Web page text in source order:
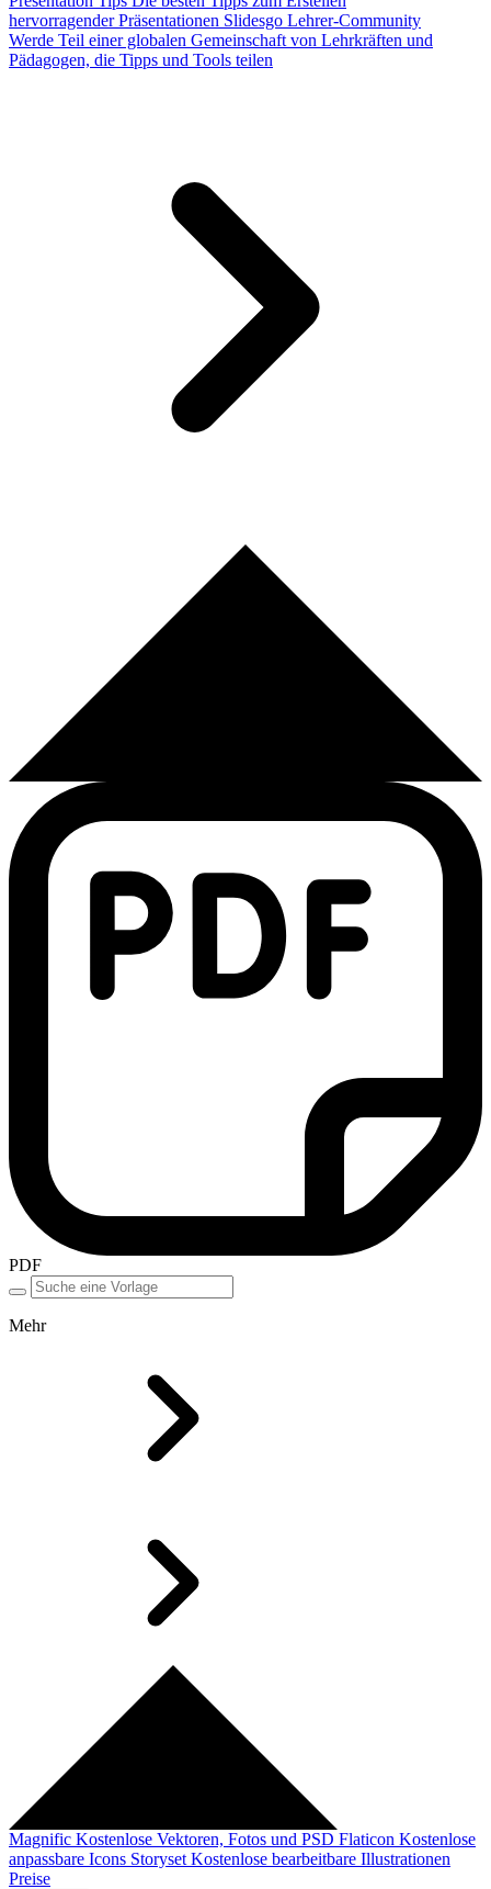
hervorragender Präsentationen Slidesgo Lehrer-Community
Werde Teil einer globalen Gemeinschaft von Lehrkräften und
Pädagogen, die Tipps und Tools teilen
PDF
Mehr
Magnific Kostenlose Vektoren, Fotos und PSD Flaticon Kostenlose
anpassbare Icons Storyset Kostenlose bearbeitbare Illustrationen
Preise